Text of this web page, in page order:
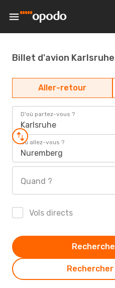
Billet d'avion
Aller-retour
D'où partez-vous ?
Karlsruhe
Où allez-vous ?
Nuremberg
Quand ?
Vols directs